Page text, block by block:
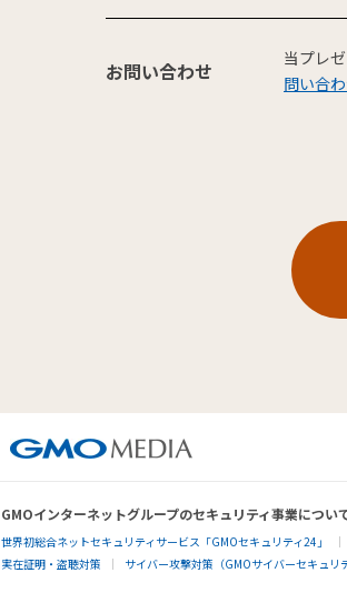
お問い合わせ 当プレ
問い合
GMOインターネットグループのセキュリティ事業につい
世界初総合ネットセキュリティサービス「GMOセキュリティ24」
実在証明・盗聴対策
サイバー攻撃対策（GMOサイバーセキュリ